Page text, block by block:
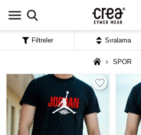
SPOR
Filtreler Sıralama